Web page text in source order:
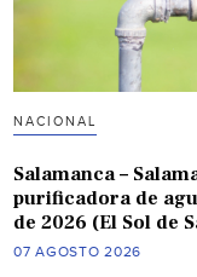
NACIONAL
Salamanca –
purificadora de
de 2026 (El Sol de
07 AGOSTO 2026